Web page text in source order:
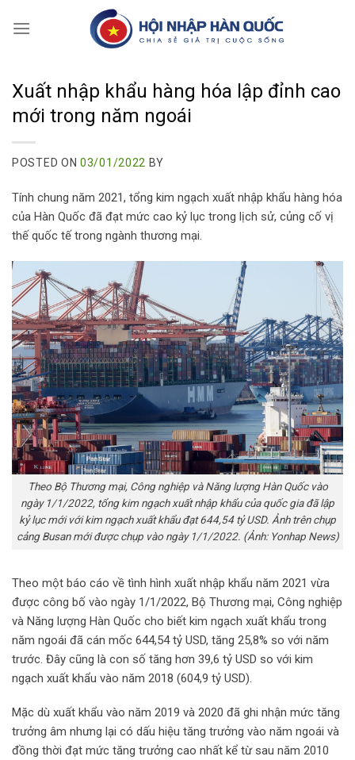
Xuất nhập khẩu hàng hóa lập đỉnh cao
mới trong năm ngoái
POSTED ON 03/01/2022 BY
Tính chung năm 2021, tổng kim ngạch xuất nhập khẩu hàng hóa
của Hàn Quốc đã đạt mức cao kỷ lục trong lịch sử, củng cố vị
thế quốc tế trong ngành thương mại.
Theo Bộ Thương mại, Công nghiệp và Năng lượng Hàn Quốc vào
ngày 1/1/2022, tổng kim ngạch xuất nhập khẩu của quốc gia đã lập
kỷ lục mới với kim ngạch xuất khẩu đạt 644,54 tỷ USD. Ảnh trên chụp
cảng Busan mới được chụp vào ngày 1/1/2022. (Ảnh: Yonhap News)
Theo một báo cáo về tình hình xuất nhập khẩu năm 2021 vừa
được công bố vào ngày 1/1/2022, Bộ Thương mại, Công nghiệp
và Năng lượng Hàn Quốc cho biết kim ngạch xuất khẩu trong
năm ngoái đã cán mốc 644,54 tỷ USD, tăng 25,8% so với năm
trước. Đây cũng là con số tăng hơn 39,6 tỷ USD so với kim
ngạch xuất khẩu vào năm 2018 (604,9 tỷ USD).
Mặc dù xuất khẩu vào năm 2019 và 2020 đã ghi nhận mức tăng
trưởng âm nhưng lại có dấu hiệu tăng trưởng vào năm ngoái và
đồng thời đạt mức tăng trưởng cao nhất kể từ sau năm 2010